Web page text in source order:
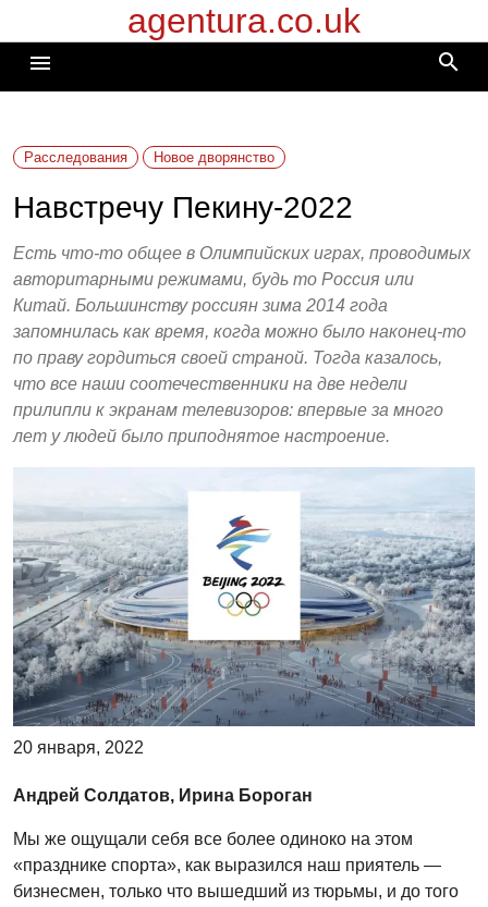
к
содержимому
agentura.co.uk
menu search
Расследования Новое дворянство
Навстречу Пекину-2022
Есть что-то общее в Олимпийских играх, проводимых
авторитарными режимами, будь то Россия или
Китай. Большинству россиян зима 2014 года
запомнилась как время, когда можно было наконец-то
по праву гордиться своей страной. Тогда казалось,
что все наши соотечественники на две недели
прилипли к экранам телевизоров: впервые за много
лет у людей было приподнятое настроение.
20 января, 2022
Андрей Солдатов, Ирина Бороган
Мы же ощущали себя все более одиноко на этом
«празднике спорта», как выразился наш приятель —
бизнесмен, только что вышедший из тюрьмы, и до того